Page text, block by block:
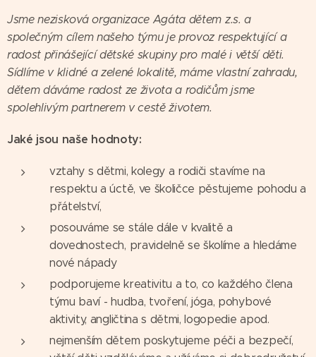
Jsme nezisková organizace Agáta dětem z.s. a
společným cílem našeho týmu je provoz respektující a
radost přinášející dětské skupiny pro malé i větší děti.
Sídlíme v klidné a zelené lokalitě, máme vlastní zahradu,
dětem dáváme radost ze života a rodičům jsme
spolehlivým partnerem v cestě životem.
Jaké jsou naše hodnoty:
vztahy s dětmi, kolegy a rodiči stavíme na
respektu a úctě, ve školičce pěstujeme pohodu a
přátelství,
posouváme se stále dále v kvalitě a
dovednostech, pravidelně se školíme a hledáme
nové nápady
podporujeme kreativitu a to, co každého člena
týmu baví - hudba, tvoření, jóga, pohybové
aktivity, angličtina s dětmi, logopedie apod.
nejmenším dětem poskytujeme péči a bezpečí,